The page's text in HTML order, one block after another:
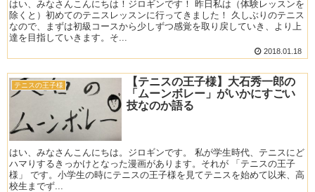
はい、みなさんこんにちは！ジロギンです！ 昨日私は（体験レッスンを
除くと）初めてのテニスレッスンに行ってきました！ 久しぶりのテニス
なので、まずは初級コースから少しずつ感覚を取り戻していき、より上
達を目指していきます。そ...
2018.01.18
テニスの王子様
【テニスの王子様】大石秀一郎の
「ムーンボレー」がいかにすごい
技なのか語る
はい、みなさんこんにちは。ジロギンです。 私が学生時代、テニスにど
ハマりするきっかけとなった漫画があります。それが 「テニスの王子
様」 です。小学生の時にテニスの王子様を見てテニスを始めて以来、高
校生までず...